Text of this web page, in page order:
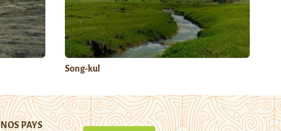
Song-kul
NOS PAYS